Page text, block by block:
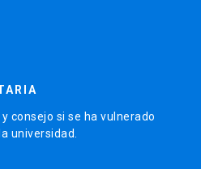
consejo si se ha vulnerado
universidad.